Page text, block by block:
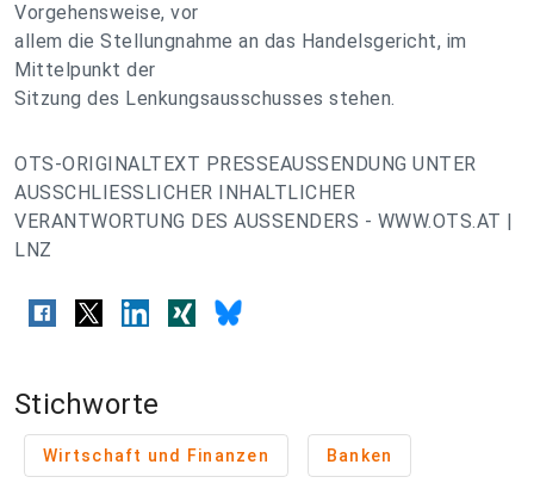
Vorgehensweise, vor
allem die Stellungnahme an das Handelsgericht, im
Mittelpunkt der
Sitzung des Lenkungsausschusses stehen.
OTS-ORIGINALTEXT PRESSEAUSSENDUNG UNTER
AUSSCHLIESSLICHER INHALTLICHER
VERANTWORTUNG DES AUSSENDERS - WWW.OTS.AT |
LNZ
Stichworte
Wirtschaft und Finanzen Banken